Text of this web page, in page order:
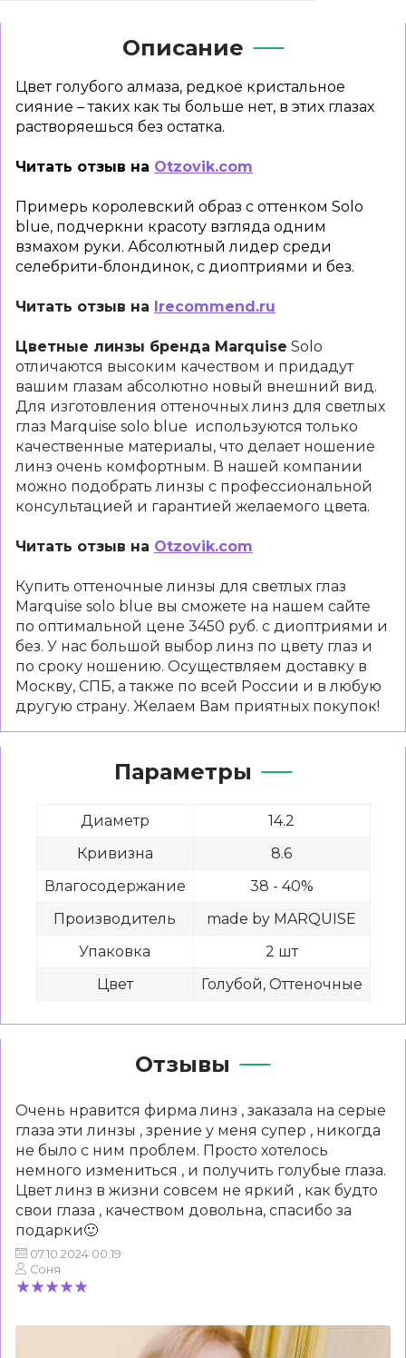
Описание
Цвет голубого алмаза, редкое кристальное
сияние – таких как ты больше нет, в этих глазах
растворяешься без остатка.
Читать отзыв на Otzovik.com
Примерь королевский образ с оттенком Solo
blue, подчеркни красоту взгляда одним
взмахом руки. Абсолютный лидер среди
селебрити-блондинок, с диоптриями и без.
Читать отзыв на Irecommend.ru
Цветные линзы бренда Marquise Solo
отличаются высоким качеством и придадут
вашим глазам абсолютно новый внешний вид.
Для изготовления оттеночных линз для светлых
глаз Marquise solo blue используются только
качественные материалы, что делает ношение
линз очень комфортным. В нашей компании
можно подобрать линзы с профессиональной
консультацией и гарантией желаемого цвета.
Читать отзыв на Otzovik.com
Купить оттеночные линзы для светлых глаз
Marquise solo blue вы сможете на нашем сайте
по оптимальной цене 3450 руб. с диоптриями и
без. У нас большой выбор линз по цвету глаз и
по сроку ношению. Осуществляем доставку в
Москву, СПБ, а также по всей России и в любую
другую страну. Желаем Вам приятных покупок!
Параметры
Диаметр
14.2
Кривизна
8.6
Влагосодержание
38 - 40%
Производитель
made by MARQUISE
Упаковка
2 шт
Цвет
Голубой, Оттеночные
Отзывы
Очень нравится фирма линз , заказала на серые
глаза эти линзы , зрение у меня супер , никогда
не было с ним проблем. Просто хотелось
немного измениться , и получить голубые глаза.
Цвет линз в жизни совсем не яркий , как будто
свои глаза , качеством довольна, спасибо за
подарки🙂
07.10.2024 00:19
Соня